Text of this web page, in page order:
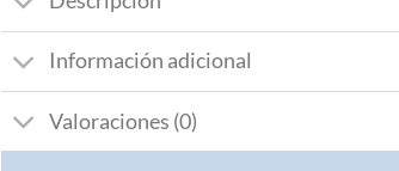
Información adicional
Valoraciones (0)